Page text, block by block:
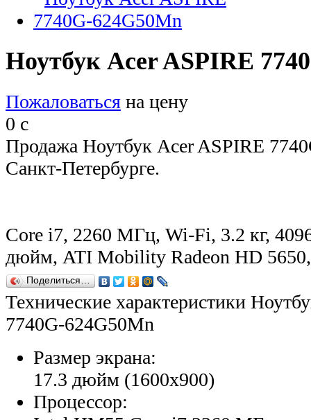
Ноутбук Acer ASPIRE
Пожаловаться на цену
0 c
Продажа Ноутбук Acer ASPIRE
Санкт-Петербурге.
Core i7, 2260 МГц, Wi-Fi, 3.2 кг,
дюйм, ATI Mobility Radeon HD
Поделиться…
Технические характеристики
7740G-624G50Mn
Размер экрана:
17.3 дюйм (1600x900)
Процессор: